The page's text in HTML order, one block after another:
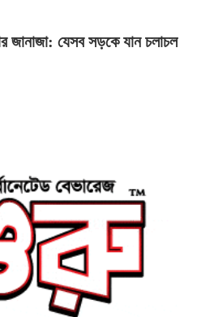
জানাজা: যেসব সড়কে যান চলাচল